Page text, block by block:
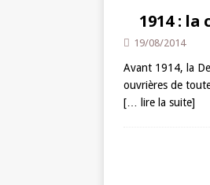
1914 :
19/08/2014
Avant 1914, la
ouvrières de
[… lire la suite]